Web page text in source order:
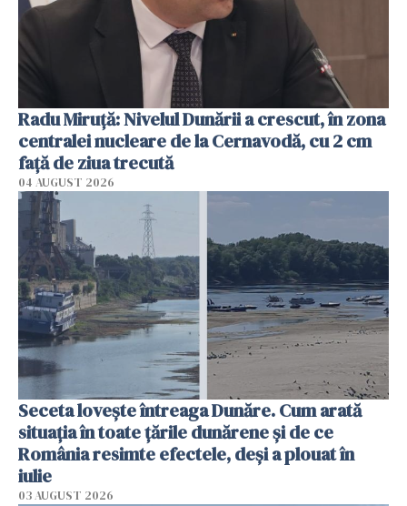
Radu Miruţă: Nivelul Dunării a crescut, în zona
centralei nucleare de la Cernavodă, cu 2 cm
faţă de ziua trecută
04 AUGUST 2026
Seceta lovește întreaga Dunăre. Cum arată
situația în toate țările dunărene și de ce
România resimte efectele, deși a plouat în
iulie
03 AUGUST 2026